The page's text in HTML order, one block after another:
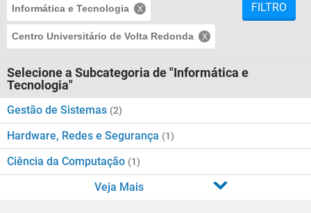
Informática e Tecnologia
Centro Universitário de Volta Redonda
FILTRO
Selecione a Subcategoria de "Informática e
Tecnologia"
Gestão de Sistemas (2)
Hardware, Redes e Segurança (1)
Ciência da Computação (1)
Veja Mais